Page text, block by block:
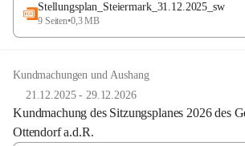
Stellungsplan_Steiermark_31.12.2025_sw
9 Seiten•0,3 MB
Kundmachungen und Aushang
21.12.2025-29.12.2026
Kundmachung des Sitzungsplanes 2026 des
Ottendorf a.d.R.